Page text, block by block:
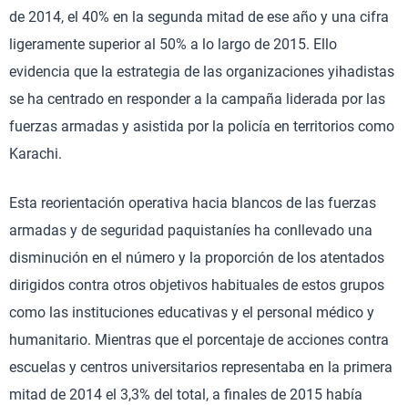
de 2014, el 40% en la segunda mitad de ese año y una cifra
ligeramente superior al 50% a lo largo de 2015. Ello
evidencia que la estrategia de las organizaciones yihadistas
se ha centrado en responder a la campaña liderada por las
fuerzas armadas y asistida por la policía en territorios como
Karachi.
Esta reorientación operativa hacia blancos de las fuerzas
armadas y de seguridad paquistaníes ha conllevado una
disminución en el número y la proporción de los atentados
dirigidos contra otros objetivos habituales de estos grupos
como las instituciones educativas y el personal médico y
humanitario. Mientras que el porcentaje de acciones contra
escuelas y centros universitarios representaba en la primera
mitad de 2014 el 3,3% del total, a finales de 2015 había